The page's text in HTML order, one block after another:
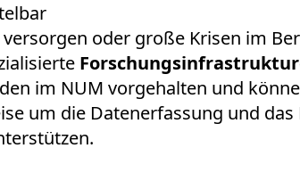
oder große Krisen im
im NUM vorgehalten und
um die Datenerfassung und das